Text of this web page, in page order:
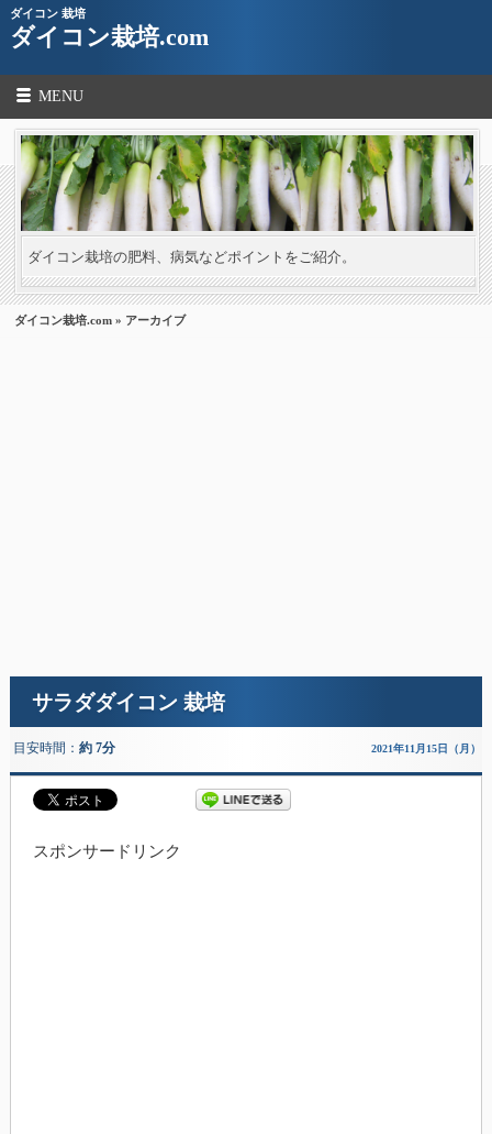
ダイコン 栽培
ダイコン栽培.com
MENU
ダイコン栽培の肥料、病気などポイントをご紹介。
ダイコン栽培.com » アーカイブ
サラダダイコン 栽培
目安時間： 約 7分 2021年11月15日（月）
スポンサードリンク